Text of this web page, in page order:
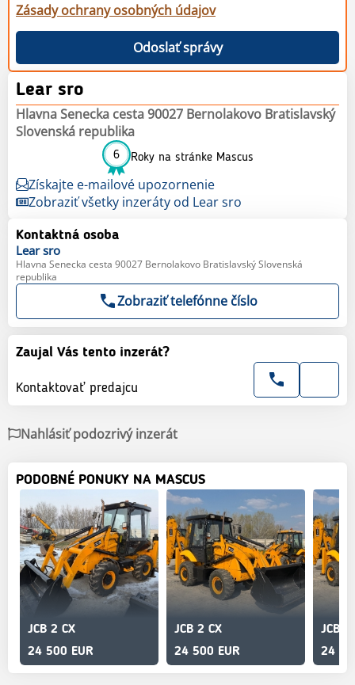
Zásady ochrany osobných údajov
Odoslať správy
Lear sro
Hlavna Senecka cesta 90027 Bernolakovo Bratislavský
Slovenská republika
6 Roky na stránke Mascus
Získajte e-mailové upozornenie
Zobraziť všetky inzeráty od Lear sro
Kontaktná osoba
Lear sro
Hlavna Senecka cesta 90027 Bernolakovo Bratislavský Slovenská
republika
Zobraziť telefónne číslo
Zaujal Vás tento inzerát?
Kontaktovať predajcu
Nahlásiť podozrivý inzerát
PODOBNÉ PONUKY NA MASCUS
JCB 2 CX
24 500 EUR
JCB 2 CX
24 500 EUR
JCB 2
24